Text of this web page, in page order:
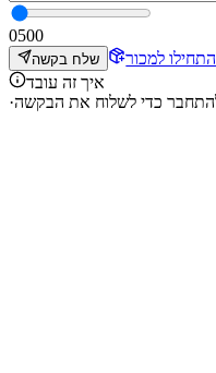
0500
שלח בקשה
התחילו למכור
איך זה עובד
·